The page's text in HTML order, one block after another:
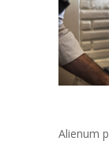
Alienum